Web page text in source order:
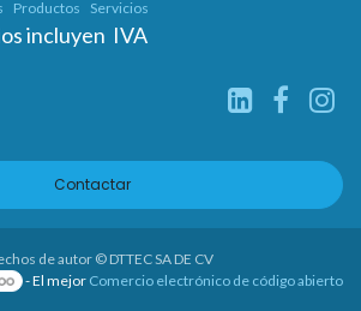
Productos Servicios
incluyen IVA
Contactar
de autor © DTTEC SA DE CV
- El mejor Comercio electrónico de código abierto